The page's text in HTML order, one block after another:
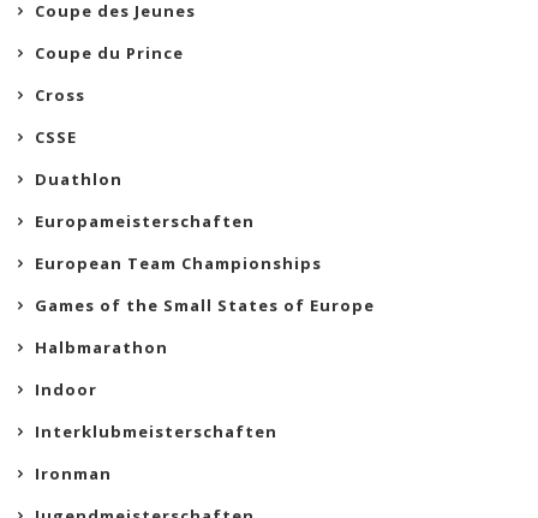
Coupe des Jeunes
Coupe du Prince
Cross
CSSE
Duathlon
Europameisterschaften
European Team Championships
Games of the Small States of Europe
Halbmarathon
Indoor
Interklubmeisterschaften
Ironman